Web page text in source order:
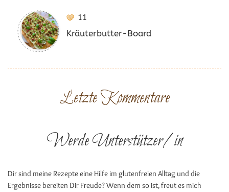
11
Kräuterbutter-Board
Letzte Kommentare
Werde Unterstützer/in
Dir sind meine Rezepte eine Hilfe im glutenfreien Alltag und die
Ergebnisse bereiten Dir Freude? Wenn dem so ist, freut es mich